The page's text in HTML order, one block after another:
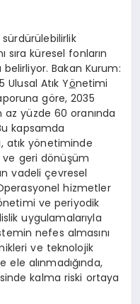
sürdürülebilirlik
küresel fonların
Bakan Kurum:
Ulusal Atık Yönetimi
göre, 2035
az yüzde 60 oranında
kapsamda
atık yönetiminde
ve geri dönüşüm
vadeli çevresel
hizmetler
ve periyodik
uygulamalarıyla
nefes almasını
ve teknolojik
ele alınmadığında,
kalma riski ortaya